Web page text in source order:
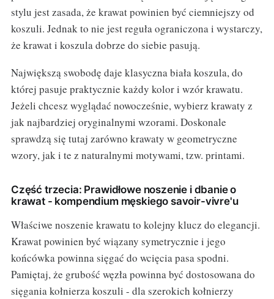
stylu jest zasada, że krawat powinien być ciemniejszy od
koszuli. Jednak to nie jest reguła ograniczona i wystarczy,
że krawat i koszula dobrze do siebie pasują.
Największą swobodę daje klasyczna biała koszula, do
której pasuje praktycznie każdy kolor i wzór krawatu.
Jeżeli chcesz wyglądać nowocześnie, wybierz krawaty z
jak najbardziej oryginalnymi wzorami. Doskonale
sprawdzą się tutaj zarówno krawaty w geometryczne
wzory, jak i te z naturalnymi motywami, tzw. printami.
Część trzecia: Prawidłowe noszenie i dbanie o
krawat - kompendium męskiego savoir-vivre'u
Właściwe noszenie krawatu to kolejny klucz do elegancji.
Krawat powinien być wiązany symetrycznie i jego
końcówka powinna sięgać do wcięcia pasa spodni.
Pamiętaj, że grubość węzła powinna być dostosowana do
sięgania kołnierza koszuli - dla szerokich kołnierzy